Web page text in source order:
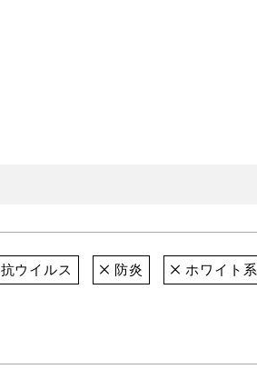
抗ウイルス 防炎 ホワイト系